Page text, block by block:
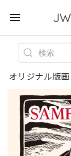
オリジナル版